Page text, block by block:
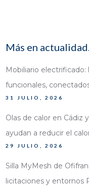
Más en
Mobiliario electrificado:
funcionales,
31 JULIO, 2026
Olas de calor en Cádiz
ayudan a reducir el
29 JULIO, 2026
Silla MyMesh de
licitaciones y entornos